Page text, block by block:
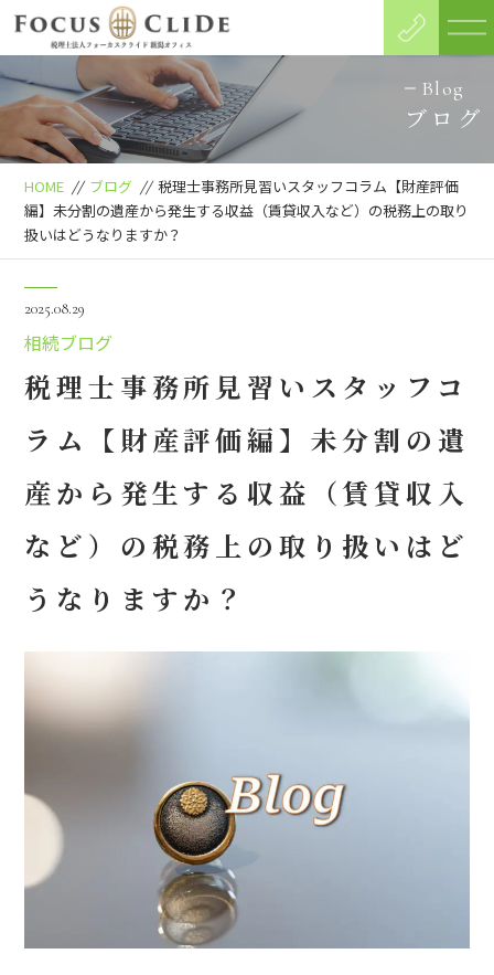
Blog
ブログ
HOME // ブログ // 税理士事務所見習いスタッフコラム【財産評価
編】未分割の遺産から発生する収益（賃貸収入など）の税務上の取り
扱いはどうなりますか？
2025.08.29
相続ブログ
税理士事務所見習いスタッフコ
ラム【財産評価編】未分割の遺
産から発生する収益（賃貸収入
など）の税務上の取り扱いはど
うなりますか？